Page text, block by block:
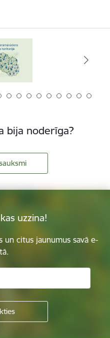
bija noderīga?
uzzina!
un citus jaunumus savā e-